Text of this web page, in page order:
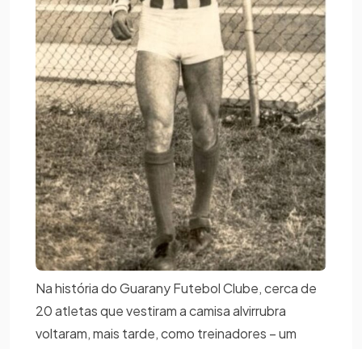
Na história do Guarany Futebol Clube, cerca de
20 atletas que vestiram a camisa alvirrubra
voltaram, mais tarde, como treinadores – um